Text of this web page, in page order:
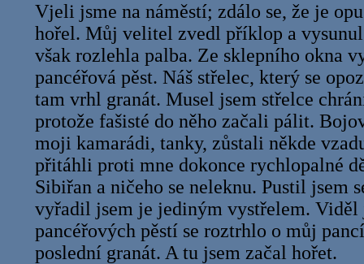
Vjeli jsme na náměstí; zdálo se, že je
hořel. Můj velitel zvedl příklop a vysunul
však rozlehla palba. Ze sklepního okna
pancéřová pěst. Náš střelec, který se
tam vrhl granát. Musel jsem střelce
protože fašisté do něho začali pálit.
moji kamarádi, tanky, zůstali někde
přitáhli proti mne dokonce rychlopalné
Sibiřan a ničeho se neleknu. Pustil jsem
vyřadil jsem je jediným vystřelem.
pancéřových pěstí se roztrhlo o můj
poslední granát. A tu jsem začal hořet.